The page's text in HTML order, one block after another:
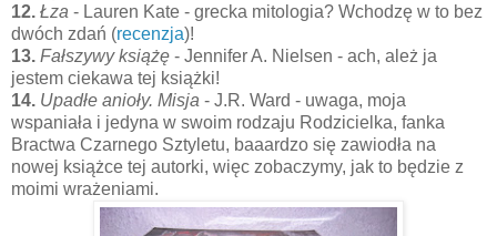
12. Łza - Lauren Kate - grecka mitologia? Wchodzę w to bez
dwóch zdań (recenzja)!
13. Fałszywy książę - Jennifer A. Nielsen - ach, ależ ja
jestem ciekawa tej książki!
14. Upadłe anioły. Misja - J.R. Ward - uwaga, moja
wspaniała i jedyna w swoim rodzaju Rodzicielka, fanka
Bractwa Czarnego Sztyletu, baaardzo się zawiodła na
nowej książce tej autorki, więc zobaczymy, jak to będzie z
moimi wrażeniami.